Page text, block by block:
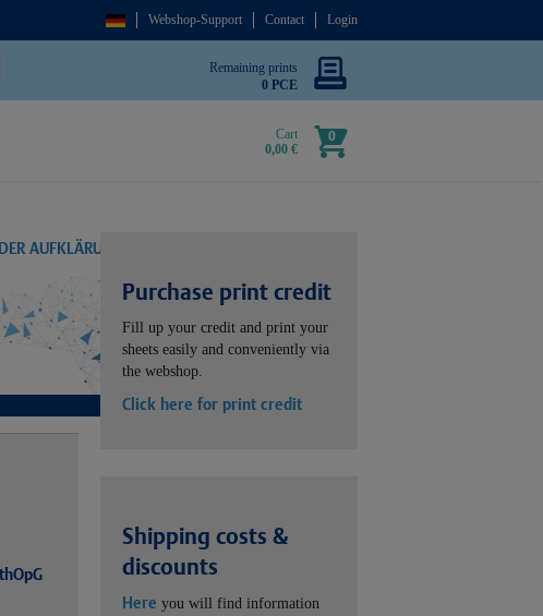
Webshop-Support Contact Login
Remaining prints
0 PCE
Cart
0,00 €
0
AUFKLÄRUNG
Purchase print credit
Fill up your credit and print your
sheets easily and conveniently via
the webshop.
Click here for print credit
Shipping costs &
discounts
Here you will find information